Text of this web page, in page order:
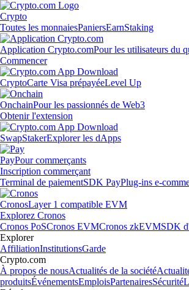
Crypto
Toutes les monnaiesPaniersEarnStaking
Application Crypto.comPour les utilisateurs du
Commencer
CryptoCarte Visa prépayéeLevel Up
OnchainPour les passionnés de Web3
Obtenir l'extension
SwapStakerExplorer les dApps
PayPour commerçants
Inscription commerçant
Terminal de paiementSDK PayPlug-ins e-
CronosLayer 1 compatible EVM
Explorez Cronos
Cronos PoSCronos EVMCronos zkEVMSDK
Explorer
AffiliationInstitutionsGarde
Crypto.com
À propos de nousActualités de la société
produitsÉvénementsEmploisPartenairesSécurité